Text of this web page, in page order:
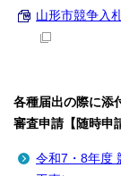
山形市競争入
各種届出の際に添
審査申請【随時申
令和7・8年度